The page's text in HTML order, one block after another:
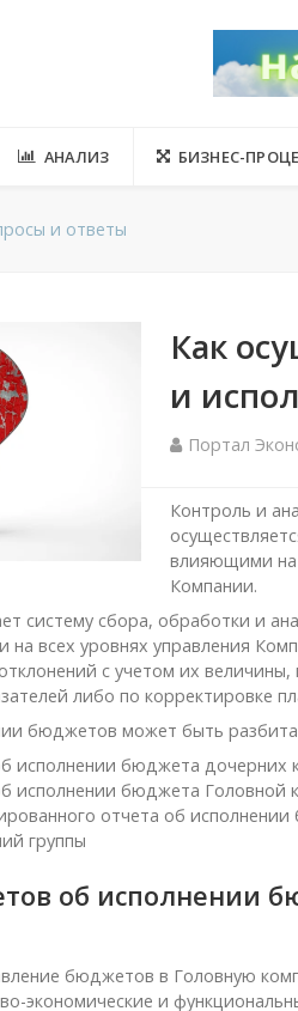
АНАЛИЗ БИЗНЕС-
и ответы
Как
и
Портал
Контроль и
влияющими на
Компании.
систему сбора, обработки и
на всех уровнях управления
с учетом их
либо по корректировке
бюджетов может быть
исполнении бюджета дочерних
исполнении бюджета Головной
отчета об
группы
об исполнении
бюджетов в Головную
экономические и